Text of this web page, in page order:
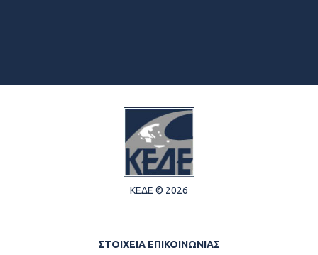
ΚΕΔΕ © 2026
ΣΤΟΙΧΕΙΑ ΕΠΙΚΟΙΝΩΝΙΑΣ